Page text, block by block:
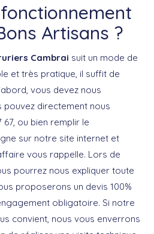
Artisans ?
Cambrai suit un mode de
et très pratique, il suffit de
vous devez nous
directement nous
ou bien remplir le
sur notre site internet et
vous rappelle. Lors de
pourrez nous expliquer toute
proposerons un devis 100%
obligatoire. Si notre
convient, nous vous enverrons